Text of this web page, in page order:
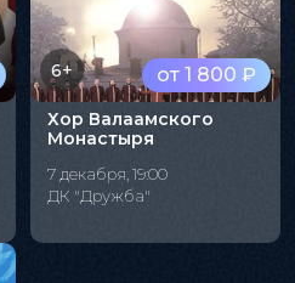
от 1 800 ₽
6+
Хор Валаамского
Монастыря
7 декабря, 19:00
ДК "Дружба"